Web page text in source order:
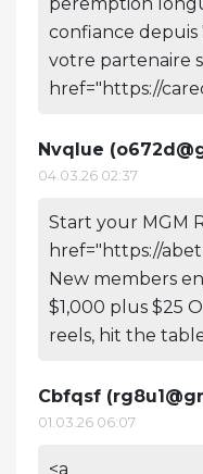
confiance depuis
votre partenaire
href="https://
Nvqlue (
04.03.26 02:37
Start your MGM
href="https://
New members
$1,000 plus $25
reels, hit the
Cbfqsf (
01.03.26 06:07
<a